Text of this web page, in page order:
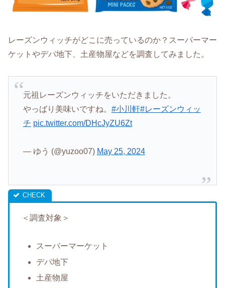
レーズンウィッチがどこに売っているのか？スーパーマー
ケットやデパ地下、土産物屋などを調査してみました。
元祖レーズンウィッチをいただきました。
やっばり美味いですね。 #小川軒#レーズンウィッ
チ pic.twitter.com/DHcJyZU6Zt
— ゆう (@yuzoo07) May 25, 2024
＜調査対象＞
スーパーマーケット
デパ地下
土産物屋